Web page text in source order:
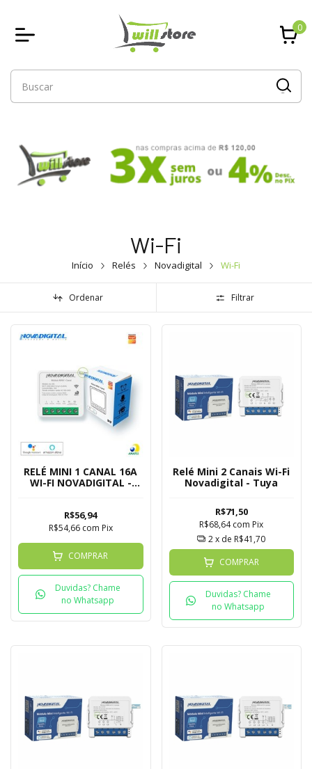
0
Wi-Fi
Início Relés Novadigital Wi-Fi
Ordenar Filtrar
RELÉ MINI 1 CANAL 16A
WI-FI NOVADIGITAL -
R$56,94
R$54,66 com Pix
COMPRAR
Duvidas? Chame
no Whatsapp
Relé Mini 2 Canais Wi-Fi
Novadigital - Tuya
R$71,50
R$68,64com Pix
2x de R$41,70
COMPRAR
Duvidas? Chame
no Whatsapp